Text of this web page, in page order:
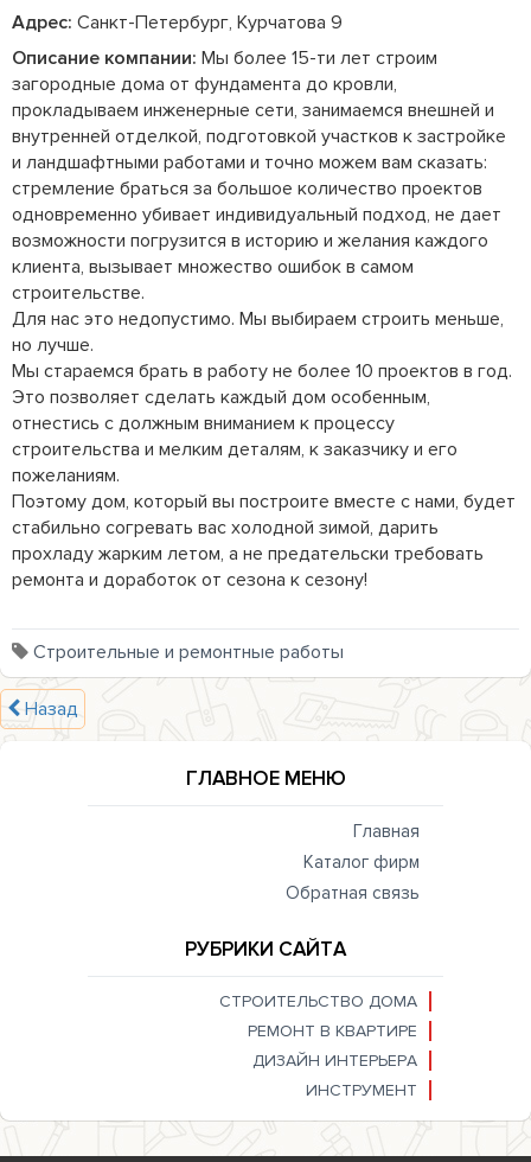
Адрес: Санкт-Петербург, Курчатова 9
Описание компании: Мы более 15-ти лет строим
загородные дома от фундамента до кровли,
прокладываем инженерные сети, занимаемся внешней и
внутренней отделкой, подготовкой участков к застройке
и ландшафтными работами и точно можем вам сказать:
стремление браться за большое количество проектов
одновременно убивает индивидуальный подход, не дает
возможности погрузится в историю и желания каждого
клиента, вызывает множество ошибок в самом
строительстве.
Для нас это недопустимо. Мы выбираем строить меньше,
но лучше.
Мы стараемся брать в работу не более 10 проектов в год.
Это позволяет сделать каждый дом особенным,
отнестись с должным вниманием к процессу
строительства и мелким деталям, к заказчику и его
пожеланиям.
Поэтому дом, который вы построите вместе с нами, будет
стабильно согревать вас холодной зимой, дарить
прохладу жарким летом, а не предательски требовать
ремонта и доработок от сезона к сезону!
Строительные и ремонтные работы
Назад
ГЛАВНОЕ МЕНЮ
Главная
Каталог фирм
Обратная связь
РУБРИКИ САЙТА
СТРОИТЕЛЬСТВО ДОМА
РЕМОНТ В КВАРТИРЕ
ДИЗАЙН ИНТЕРЬЕРА
ИНСТРУМЕНТ